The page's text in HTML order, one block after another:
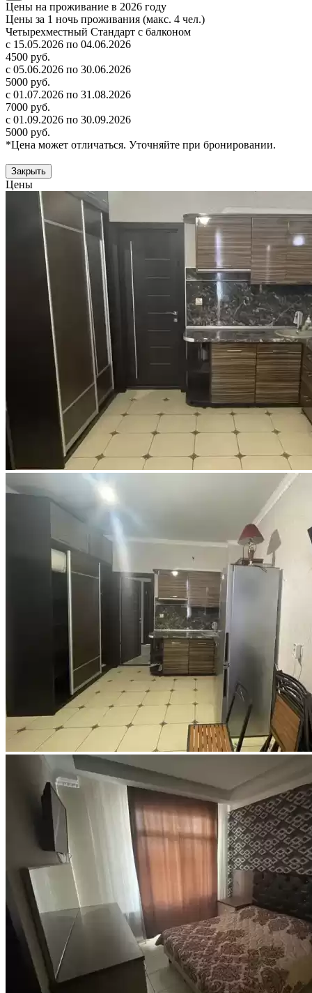
Цены на проживание в 2026 году
Цены за 1 ночь проживания (макс. 4 чел.)
Четырехместный Стандарт с балконом
с 15.05.2026 по 04.06.2026
4500 руб.
с 05.06.2026 по 30.06.2026
5000 руб.
с 01.07.2026 по 31.08.2026
7000 руб.
с 01.09.2026 по 30.09.2026
5000 руб.
*Цена может отличаться. Уточняйте при бронировании.
Закрыть
Цены